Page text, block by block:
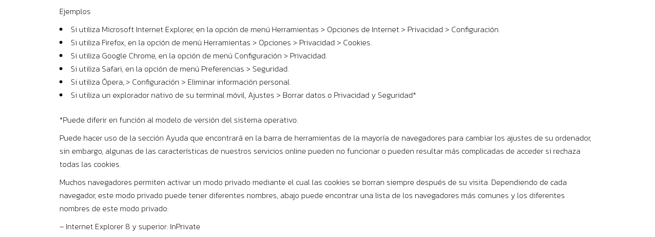
Ejemplos
Si utiliza Microsoft Internet Explorer, en la opción de menú Herramientas > Opciones de Internet > Privacidad > Configuración.
Si utiliza Firefox, en la opción de menú Herramientas > Opciones > Privacidad > Cookies.
Si utiliza Google Chrome, en la opción de menú Configuración > Privacidad.
Si utiliza Safari, en la opción de menú Preferencias > Seguridad.
Si utiliza Ópera,.> Configuración > Eliminar información personal.
Si utiliza un explorador nativo de su terminal móvil, Ajustes > Borrar datos o Privacidad y Seguridad*
*Puede diferir en función al modelo de versión del sistema operativo.
Puede hacer uso de la sección Ayuda que encontrará en la barra de herramientas de la mayoría de navegadores para cambiar los ajustes de su ordenador,
sin embargo, algunas de las características de nuestros servicios online pueden no funcionar o pueden resultar más complicadas de acceder si rechaza
todas las cookies.
Muchos navegadores permiten activar un modo privado mediante el cual las cookies se borran siempre después de su visita. Dependiendo de cada
navegador, este modo privado puede tener diferentes nombres, abajo puede encontrar una lista de los navegadores más comunes y los diferentes
nombres de este modo privado:
– Internet Explorer 8 y superior: InPrivate